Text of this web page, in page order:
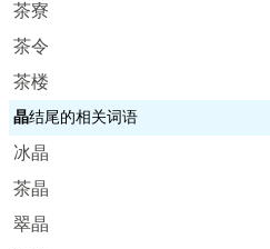
茶寮
茶令
茶楼
晶结尾的相关词语
冰晶
茶晶
翠晶